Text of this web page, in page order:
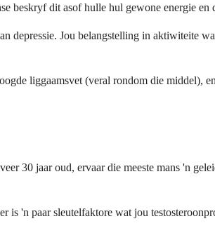
beskryf dit asof hulle hul gewone energie
Jou belangstelling in aktiwiteite
liggaamsvet (veral rondom die middel),
30 jaar oud, ervaar die meeste mans 'n
is 'n paar sleutelfaktore wat jou